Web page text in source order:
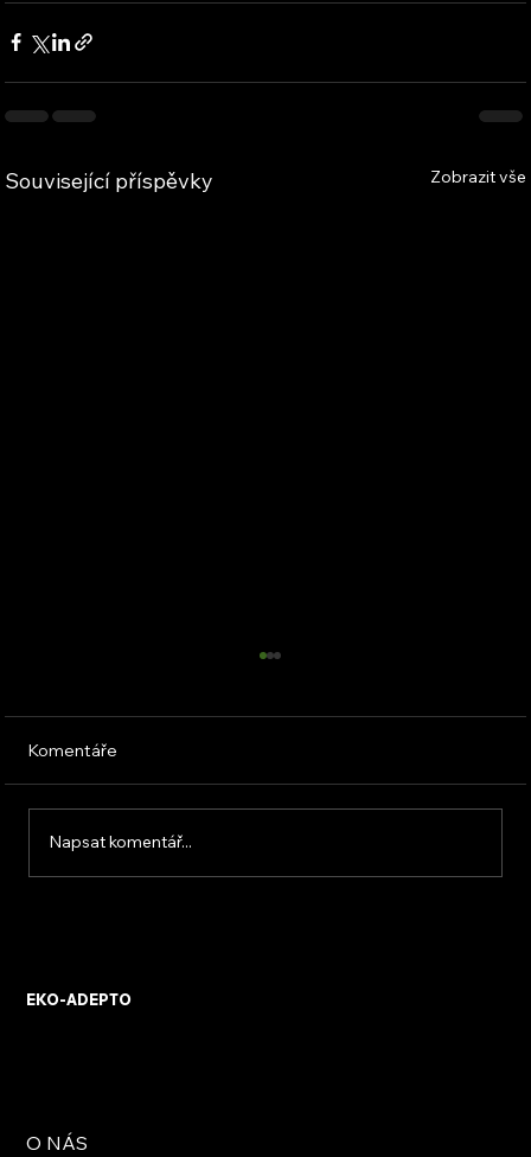
Související příspěvky Zobrazit vše
Komentáře
Napsat komentář...
EKO-ADEPTO
O NÁS